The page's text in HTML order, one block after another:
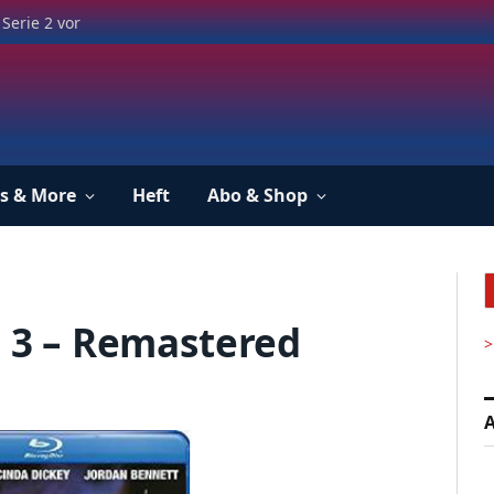
2 vor
& More Heft Abo & Shop
– Remastered